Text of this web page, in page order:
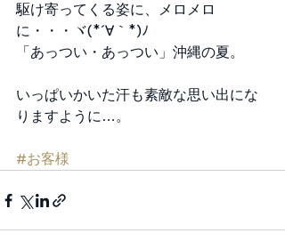
駆け寄ってくる姿に、メロメロ
に・・・ヾ(*´∀｀*)ﾉ
「あっつい・あっつい」沖縄の夏。
いっぱいかいた汗も素敵な思い出にな
りますように…。
#お客様